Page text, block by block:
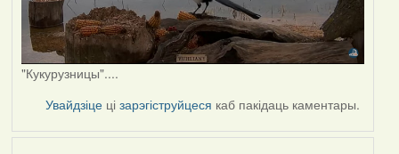
"Кукурузницы"....
Увайдзіце цізарэгіструйцеся каб пакідаць каментары.